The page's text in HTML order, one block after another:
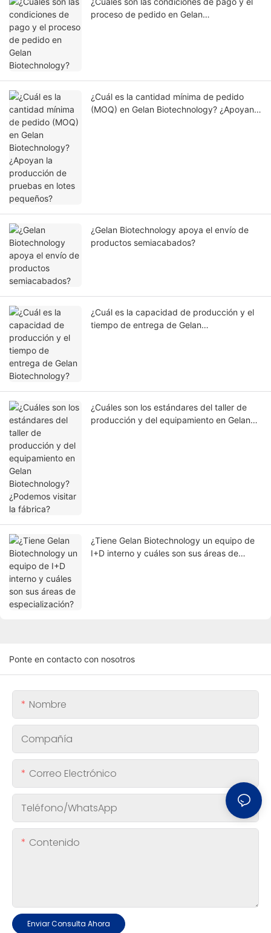
proceso de pedido en Gelan
¿Cuál es la cantidad mínima de pedido
(MOQ) en Gelan Biotechnology? ¿Apoyan
¿Gelan Biotechnology apoya el envío de
productos semiacabados?
¿Cuál es la capacidad de producción y el
tiempo de entrega de Gelan
¿Cuáles son los estándares del taller de
producción y del equipamiento en Gelan
¿Tiene Gelan Biotechnology un equipo de
I+D interno y cuáles son sus áreas de
Ponte en contacto con nosotros
Nombre
Compañía
Correo Electrónico
Teléfono/WhatsApp
Contenido
Enviar Consulta Ahora